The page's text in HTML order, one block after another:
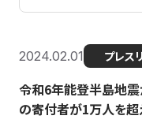
2024.02.01 プレス
令和6年能登半島地震
の寄付者が1万人を超